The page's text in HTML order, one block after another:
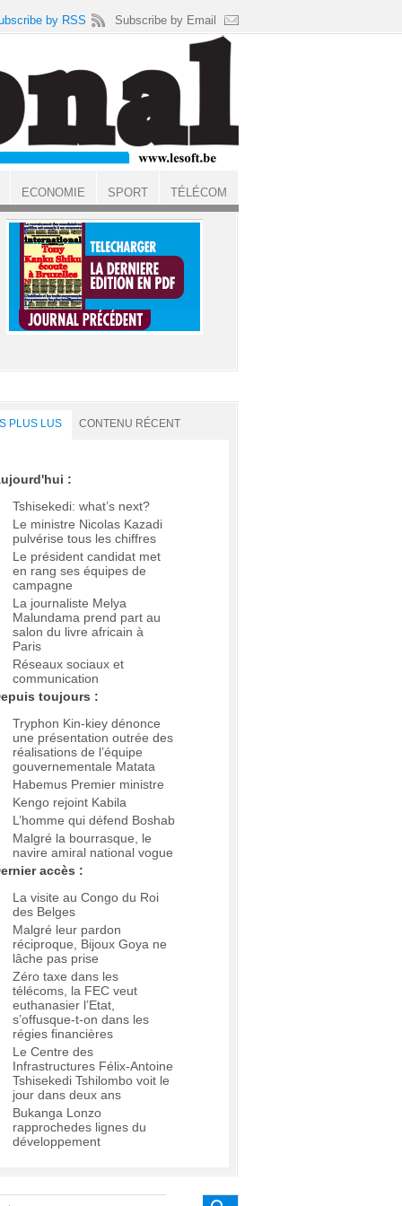
PLUS LUS CONTENU RÉCENT
:
Tshisekedi: what’s next?
Le ministre Nicolas Kazadi
pulvérise tous les chiffres
Le président candidat met
en rang ses équipes de
campagne
La journaliste Melya
Malundama prend part au
salon du livre africain à
Paris
Réseaux sociaux et
communication
toujours :
Tryphon Kin-kiey dénonce
une présentation outrée des
réalisations de l’équipe
gouvernementale Matata
Habemus Premier ministre
Kengo rejoint Kabila
L’homme qui défend Boshab
Malgré la bourrasque, le
navire amiral national vogue
accès :
La visite au Congo du Roi
des Belges
Malgré leur pardon
réciproque, Bijoux Goya ne
lâche pas prise
Zéro taxe dans les
télécoms, la FEC veut
euthanasier l’Etat,
s’offusque-t-on dans les
régies financières
Le Centre des
Infrastructures Félix-Antoine
Tshisekedi Tshilombo voit le
jour dans deux ans
Bukanga Lonzo
rapprochedes lignes du
développement
by RSS Subscribe by Email
ECONOMIE SPORT TÉLÉCOM